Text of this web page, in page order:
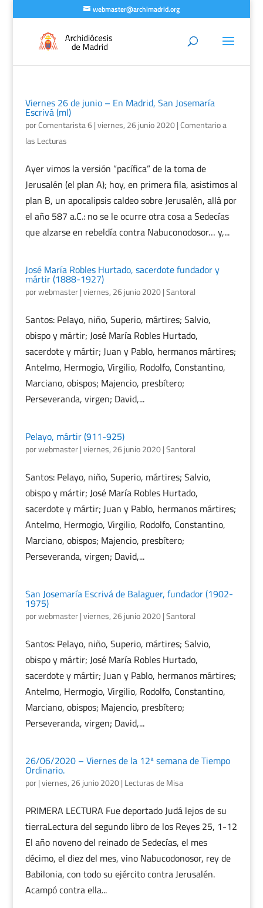
webmaster@archimadrid.org
Viernes 26 de junio – En Madrid, San Josemaría
Escrivá (ml)
porComentarista 6|viernes, 26 junio 2020|Comentario a
las Lecturas
Ayer vimos la versión “pacífica” de la toma de
Jerusalén (el plan A); hoy, en primera fila, asistimos al
plan B, un apocalipsis caldeo sobre Jerusalén, allá por
el año 587 a.C.: no se le ocurre otra cosa a Sedecías
que alzarse en rebeldía contra Nabuconodosor… y,...
José María Robles Hurtado, sacerdote fundador y
mártir (1888-1927)
porwebmaster|viernes, 26 junio 2020|Santoral
Santos: Pelayo, niño, Superio, mártires; Salvio,
obispo y mártir; José María Robles Hurtado,
sacerdote y mártir; Juan y Pablo, hermanos mártires;
Antelmo, Hermogio, Virgilio, Rodolfo, Constantino,
Marciano, obispos; Majencio, presbítero;
Perseveranda, virgen; David,...
Pelayo, mártir (911-925)
porwebmaster|viernes, 26 junio 2020|Santoral
Santos: Pelayo, niño, Superio, mártires; Salvio,
obispo y mártir; José María Robles Hurtado,
sacerdote y mártir; Juan y Pablo, hermanos mártires;
Antelmo, Hermogio, Virgilio, Rodolfo, Constantino,
Marciano, obispos; Majencio, presbítero;
Perseveranda, virgen; David,...
San Josemaría Escrivá de Balaguer, fundador (1902-
1975)
porwebmaster|viernes, 26 junio 2020|Santoral
Santos: Pelayo, niño, Superio, mártires; Salvio,
obispo y mártir; José María Robles Hurtado,
sacerdote y mártir; Juan y Pablo, hermanos mártires;
Antelmo, Hermogio, Virgilio, Rodolfo, Constantino,
Marciano, obispos; Majencio, presbítero;
Perseveranda, virgen; David,...
26/06/2020 – Viernes de la 12ª semana de Tiempo
Ordinario.
por|viernes, 26 junio 2020| Lecturas de Misa
PRIMERA LECTURA Fue deportado Judá lejos de su
tierraLectura del segundo libro de los Reyes 25, 1-12
El año noveno del reinado de Sedecías, el mes
décimo, el diez del mes, vino Nabucodonosor, rey de
Babilonia, con todo su ejército contra Jerusalén.
Acampó contra ella...